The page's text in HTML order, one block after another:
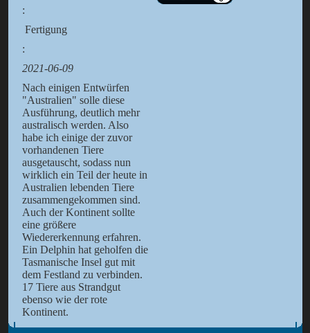
:
Fertigung
:
2021-06-09
Nach einigen Entwürfen
"Australien" solle diese
Ausführung, deutlich mehr
australisch werden. Also
habe ich einige der zuvor
vorhandenen Tiere
ausgetauscht, sodass nun
wirklich ein Teil der heute in
Australien lebenden Tiere
zusammengekommen sind.
Auch der Kontinent sollte
eine größere
Wiedererkennung erfahren.
Ein Delphin hat geholfen die
Tasmanische Insel gut mit
dem Festland zu verbinden.
17 Tiere aus Strandgut
ebenso wie der rote
Kontinent.